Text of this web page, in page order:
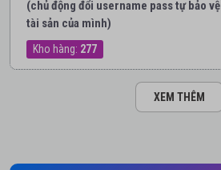
(chủ động đổi username pass tự bảo vệ
tài sản của mình)
Kho hàng: 277
XEM THÊM